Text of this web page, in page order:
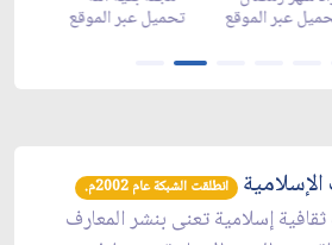
تحميل عبر الموقع appstore
انطلقت الشبكة عام 2002م.
إسلامية تعنى بنشر المعارف